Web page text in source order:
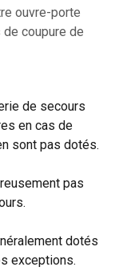
ouvre-porte
coupure de
de secours
en cas de
sont pas dotés.
pas
dotés
exceptions.